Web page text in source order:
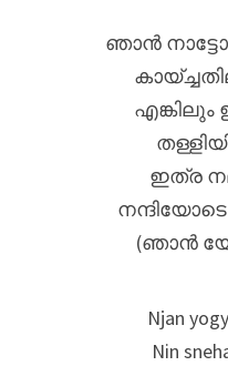
ഞാന്‍
ഇത്ര
നന്ദിയോടെ
(ഞാൻ
Njan
Nin